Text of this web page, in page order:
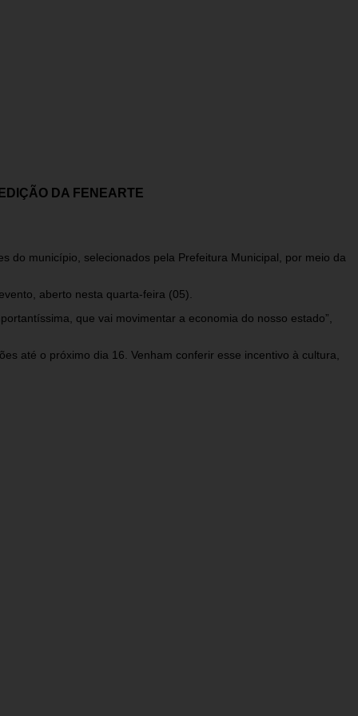
DA FENEARTE
do município, selecionados pela Prefeitura Municipal, por meio da
aberto nesta quarta-feira (05).
que vai movimentar a economia do nosso estado”,
até o próximo dia 16. Venham conferir esse incentivo à cultura,